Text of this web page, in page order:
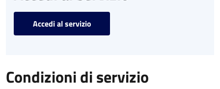
Accedi al servizio
Condizioni di servizio